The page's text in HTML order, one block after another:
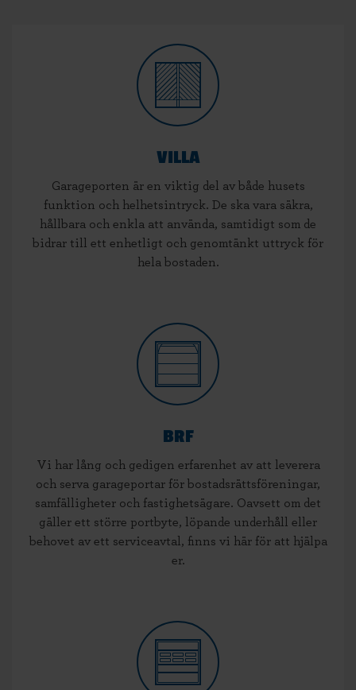
VILLA
Garageporten är en viktig del av både husets
funktion och helhetsintryck. De ska vara säkra,
hållbara och enkla att använda, samtidigt som de
bidrar till ett enhetligt och genomtänkt uttryck för
hela bostaden.
BRF
Vi har lång och gedigen erfarenhet av att leverera
och serva garageportar för bostadsrättsföreningar,
samfälligheter och fastighetsägare. Oavsett om det
gäller ett större portbyte, löpande underhåll eller
behovet av ett serviceavtal, finns vi här för att hjälpa
er.